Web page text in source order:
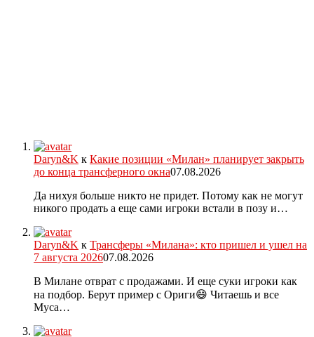
Daryn&K к Какие позиции «Милан» планирует закрыть
до конца трансферного окна07.08.2026
Да нихуя больше никто не придет. Потому как не могут
никого продать а еще сами игроки встали в позу и…
Daryn&K к Трансферы «Милана»: кто пришел и ушел на
7 августа 202607.08.2026
В Милане отврат с продажами. И еще суки игроки как
на подбор. Берут пример с Ориги😄 Читаешь и все
Муса…